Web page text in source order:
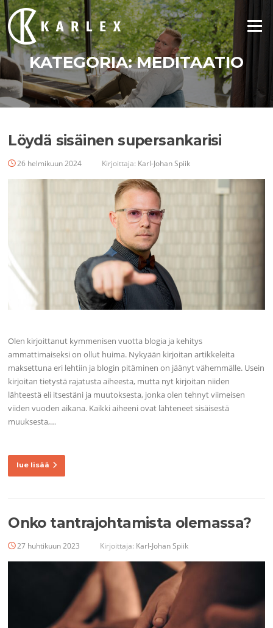
Siirry
suoraan
sisältöön
Valikko
KATEGORIA:MEDITAATIO
Löydä sisäinen supersankarisi
26 helmikuun 2024 Kirjoittaja: Karl-Johan Spiik
Olen kirjoittanut kymmenisen vuotta blogia ja kehitys
ammattimaiseksi on ollut huima. Nykyään kirjoitan artikkeleita
maksettuna eri lehtiin ja blogin pitäminen on jäänyt vähemmälle. Usein
kirjoitan tietystä rajatusta aiheesta, mutta nyt kirjoitan niiden
lähteestä eli itsestäni ja muutoksesta, jonka olen tehnyt viimeisen
viiden vuoden aikana. Kaikki aiheeni ovat lähteneet sisäisestä
muuksesta,…
lue lisää
Onko tantrajohtamista olemassa?
27 huhtikuun 2023 Kirjoittaja: Karl-Johan Spiik